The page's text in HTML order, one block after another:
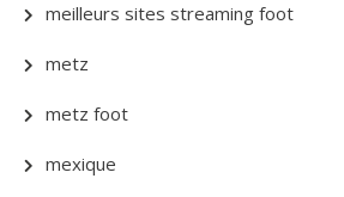
meilleurs sites streaming foot
metz
metz foot
mexique